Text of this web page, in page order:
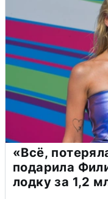
«Всё,
подарила
лодку за 1,2